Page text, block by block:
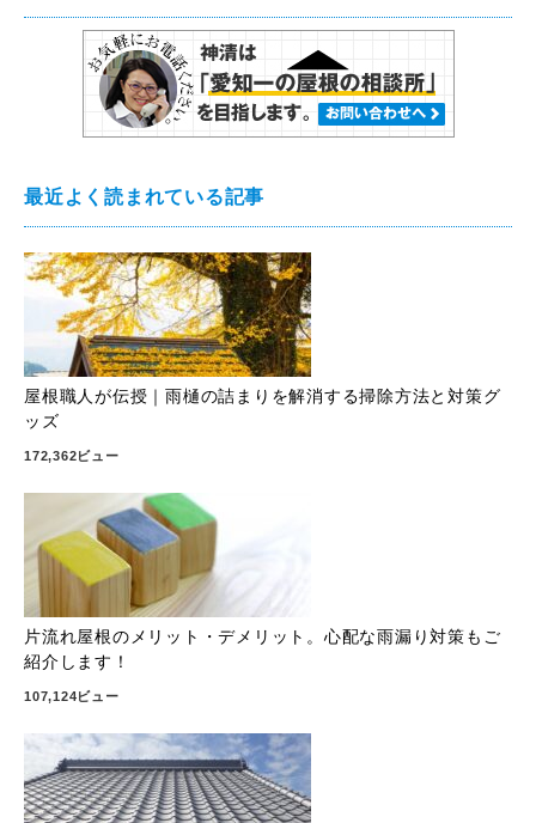
最近よく読まれている記事
屋根職人が伝授｜雨樋の詰まりを解消する掃除方法と対策グ
ッズ
172,362ビュー
片流れ屋根のメリット・デメリット。心配な雨漏り対策もご
紹介します！
107,124ビュー